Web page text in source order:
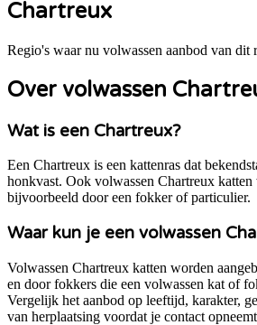
Chartreux
Regio's waar nu volwassen aanbod van dit
Over volwassen
Wat is een Chartreux?
Een Chartreux is een kattenras dat
honkvast. Ook volwassen Chartreux katten
bijvoorbeeld door een fokker of particulier.
Waar kun je een volwassen
Volwassen Chartreux katten worden
en door fokkers die een volwassen kat of
Vergelijk het aanbod op leeftijd, karakter,
van herplaatsing voordat je contact